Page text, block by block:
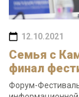
12.10.2021
Семья с
финал
Форум-